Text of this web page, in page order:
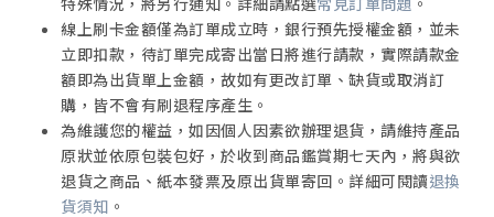
線上刷卡金額僅為訂單成立時，銀行預先授權金額，並未
立即扣款，待訂單完成寄出當日將進行請款，實際請款金
額即為出貨單上金額，故如有更改訂單、缺貨或取消訂
購，皆不會有刷退程序產生。
為維護您的權益，如因個人因素欲辦理退貨，請維持產品
原狀並依原包裝包好，於收到商品鑑賞期七天內，將與欲
退貨之商品、紙本發票及原出貨單寄回。詳細可閱讀退換
貨須知 。